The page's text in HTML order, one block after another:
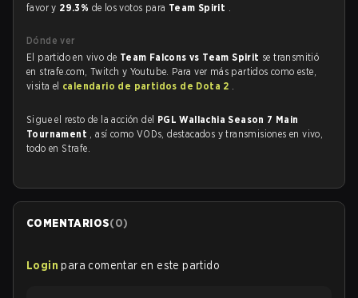
favor y 29.3% de los votos para Team Spirit .
Dónde ver
El partido en vivo de Team Falcons vs Team Spirit se transmitió
en strafe.com, Twitch y Youtube. Para ver más partidos como este,
visita el calendario de partidos de Dota 2 .
Sigue el resto de la acción del PGL Wallachia Season 7 Main
Tournament , así como VODs, destacados y transmisiones en vivo,
todo en Strafe.
COMENTARIOS(0)
Login para comentar en este partido